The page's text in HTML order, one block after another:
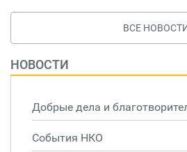
ВСЕ
НОВОСТИ
Добрые дела и
События НКО